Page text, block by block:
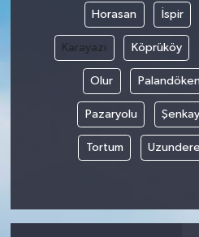
Horasan İspir
Karayazı Köprüköy
Olur
Pazaryolu
Tortum Uzundere